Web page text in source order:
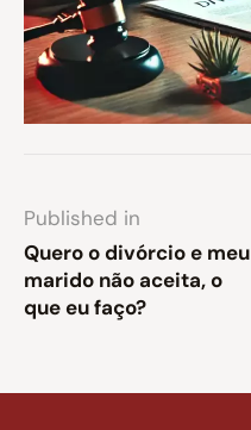
Published in
Quero o divórcio e meu
marido não aceita, o
que eu faço?